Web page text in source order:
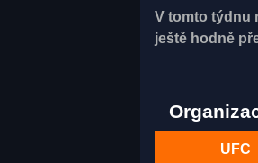
V tomto týdnu
ještě hodně
UFC